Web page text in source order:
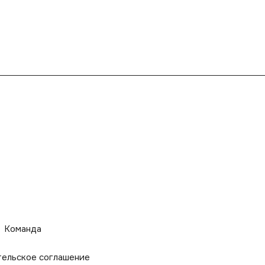
Команда
соглашение